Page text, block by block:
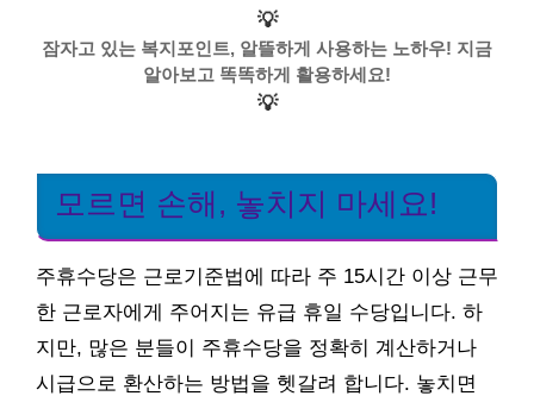
💡
잠자고 있는 복지포인트, 알뜰하게 사용하는 노하우! 지금
알아보고 똑똑하게 활용하세요!
💡
모르면 손해, 놓치지 마세요!
주휴수당은 근로기준법에 따라 주 15시간 이상 근무
한 근로자에게 주어지는 유급 휴일 수당입니다. 하
지만, 많은 분들이 주휴수당을 정확히 계산하거나
시급으로 환산하는 방법을 헷갈려 합니다. 놓치면